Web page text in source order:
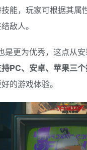
能，玩家可根据其
敌人。
更为优秀，这点从
持PC、安卓、苹果三
的游戏体验。